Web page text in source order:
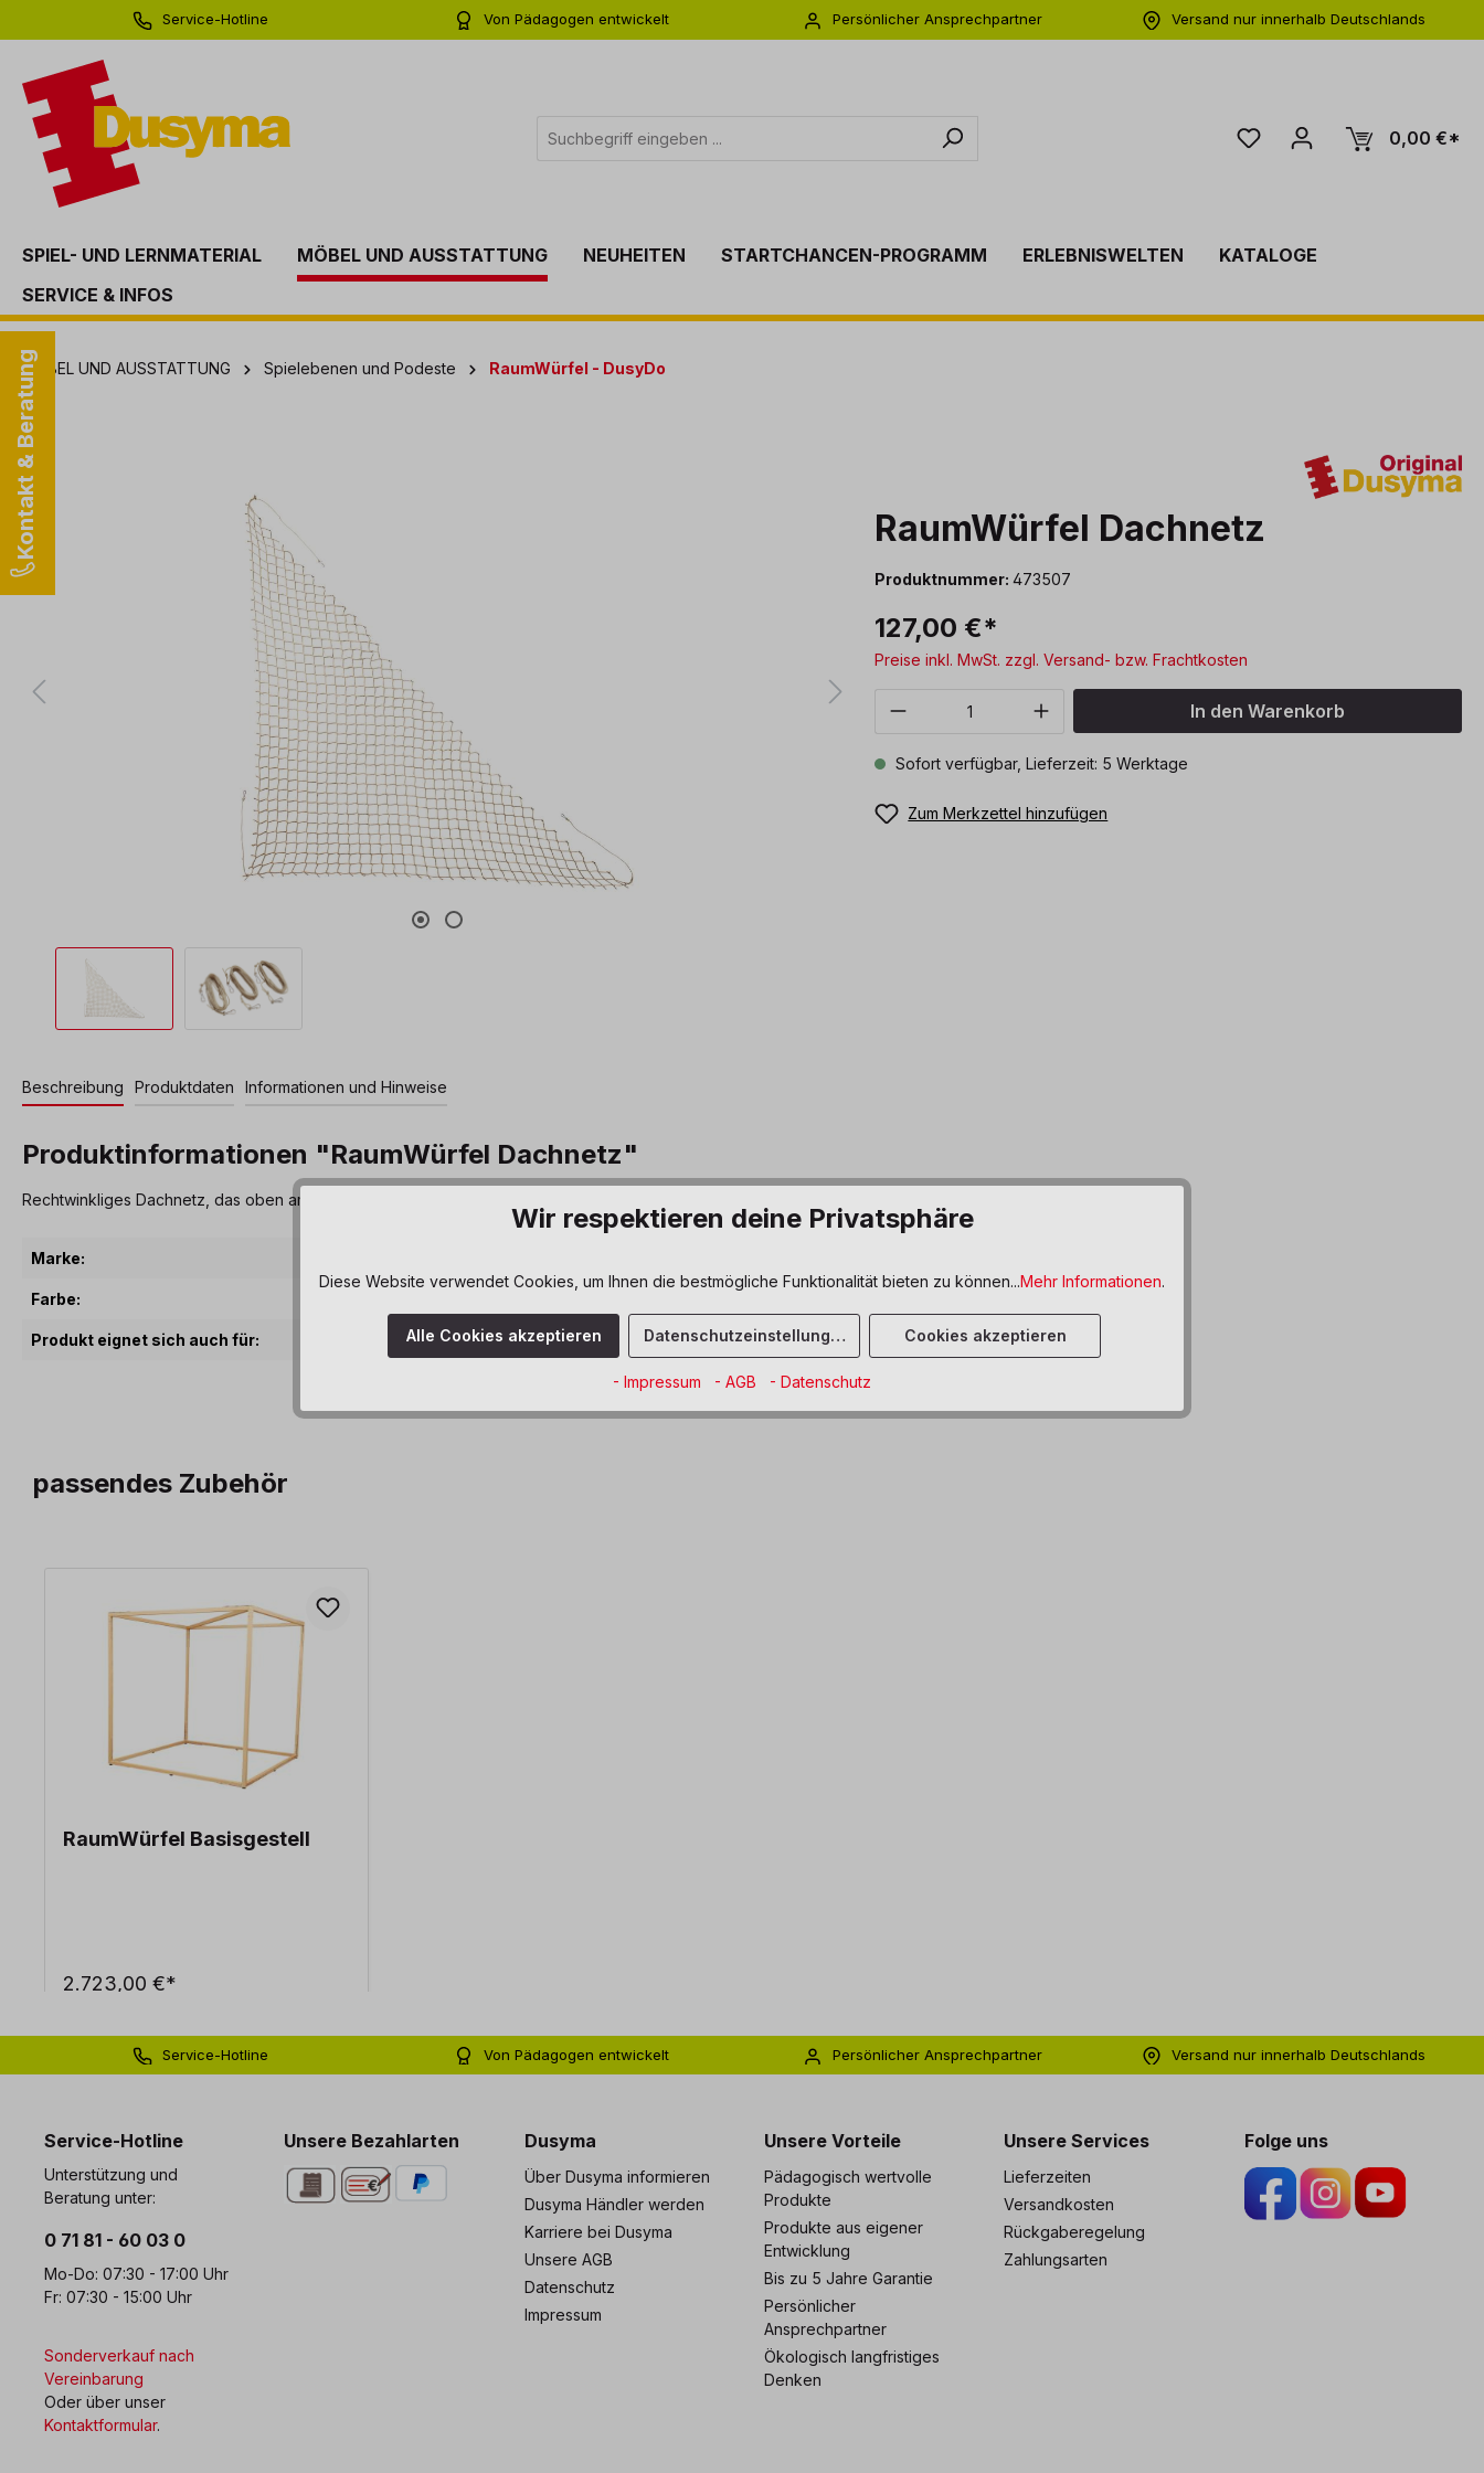
Zur Hauptnavigation springen
Service-Hotline
Von Pädagogen entwickelt
Persönlicher Ansprechpartner
Versand nur innerhalb Deutschlands
0,00 €*
SPIEL- UND LERNMATERIAL MÖBEL UND AUSSTATTUNG NEUHEITEN STARTCHANCEN-PROGRAMM ERLEBNISWELTEN
KATALOGE
SERVICE & INFOS
Kontakt & Beratung
MÖBEL UND AUSSTATTUNG Spielebenen und Podeste RaumWürfel - DusyDo
Bildergalerie überspringen
RaumWürfel Dachnetz
Produktnummer:473507
127,00 €*
Preise inkl. MwSt. zzgl. Versand- bzw. Frachtkosten
Produkt Anzahl: Gib den gewünschten Wert
In den Warenkorb
Sofort verfügbar, Lieferzeit: 5 Werktage
Zum Merkzettel hinzufügen
Beschreibung Produktdaten Informationen und Hinweise
Produktinformationen "RaumWürfel Dachnetz"
Rechtwinkliges Dachnetz, das oben am Raumwürfel angebracht werden kann. Es dient als praktische Ablage und bietet Stauraum für Materialien.
Marke:
Farbe:
Produkt eignet sich auch für: Schulbereich
passendes Zubehör
RaumWürfel Basisgestell
2.723,00 €*
Service-Hotline
Von Pädagogen entwickelt
Persönlicher Ansprechpartner
Versand nur innerhalb Deutschlands
Service-Hotline
Unterstützung und
Beratung unter:
0 71 81 - 60 03 0
Mo-Do: 07:30 - 17:00 Uhr
Fr: 07:30 - 15:00 Uhr
Sonderverkauf nach
Vereinbarung
Oder über unser
Kontaktformular.
Unsere Bezahlarten Dusyma
Über Dusyma informieren
Dusyma Händler werden
Karriere bei Dusyma
Unsere AGB
Datenschutz
Impressum
Unsere Vorteile
Pädagogisch wertvolle
Produkte
Produkte aus eigener
Entwicklung
Bis zu 5 Jahre Garantie
Persönlicher
Ansprechpartner
Ökologisch langfristiges
Denken
Unsere Services
Lieferzeiten
Versandkosten
Rückgaberegelung
Zahlungsarten
Folge uns
Wir respektieren deine Privatsphäre
Diese Website verwendet Cookies, um Ihnen die bestmögliche Funktionalität bieten zu können...Mehr Informationen.
Alle Cookies akzeptieren Datenschutzeinstellungen Cookies akzeptieren
- Impressum - AGB - Datenschutz